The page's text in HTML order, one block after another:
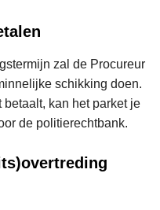
zal de Procureur
schikking doen.
betaalt, kan het parket je
de politierechtbank.